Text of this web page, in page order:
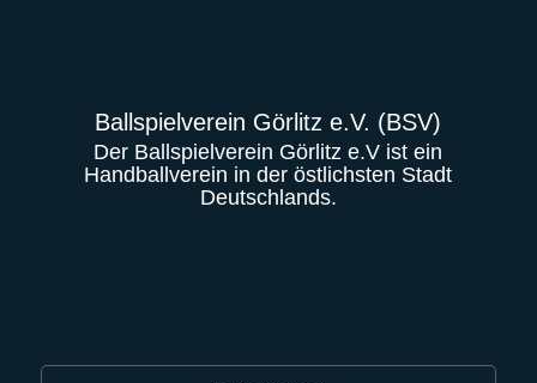
Ballspielverein Görlitz e.V. (BSV)
Der Ballspielverein Görlitz e.V ist ein
Handballverein in der östlichsten Stadt
Deutschlands.